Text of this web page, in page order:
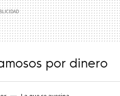
por dinero